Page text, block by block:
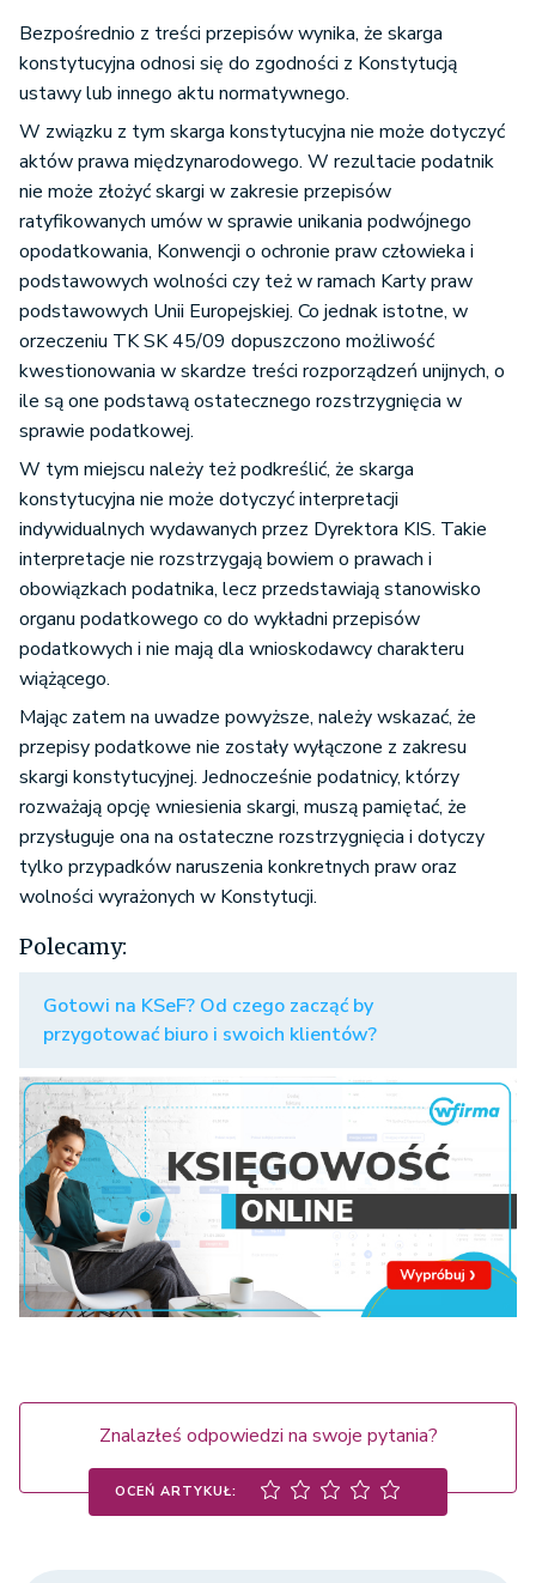
Bezpośrednio z treści przepisów wynika, że skarga
konstytucyjna odnosi się do zgodności z Konstytucją
ustawy lub innego aktu normatywnego.
W związku z tym skarga konstytucyjna nie może dotyczyć
aktów prawa międzynarodowego. W rezultacie podatnik
nie może złożyć skargi w zakresie przepisów
ratyfikowanych umów w sprawie unikania podwójnego
opodatkowania, Konwencji o ochronie praw człowieka i
podstawowych wolności czy też w ramach Karty praw
podstawowych Unii Europejskiej. Co jednak istotne, w
orzeczeniu TK SK 45/09 dopuszczono możliwość
kwestionowania w skardze treści rozporządzeń unijnych, o
ile są one podstawą ostatecznego rozstrzygnięcia w
sprawie podatkowej.
W tym miejscu należy też podkreślić, że skarga
konstytucyjna nie może dotyczyć interpretacji
indywidualnych wydawanych przez Dyrektora KIS. Takie
interpretacje nie rozstrzygają bowiem o prawach i
obowiązkach podatnika, lecz przedstawiają stanowisko
organu podatkowego co do wykładni przepisów
podatkowych i nie mają dla wnioskodawcy charakteru
wiążącego.
Mając zatem na uwadze powyższe, należy wskazać, że
przepisy podatkowe nie zostały wyłączone z zakresu
skargi konstytucyjnej. Jednocześnie podatnicy, którzy
rozważają opcję wniesienia skargi, muszą pamiętać, że
przysługuje ona na ostateczne rozstrzygnięcia i dotyczy
tylko przypadków naruszenia konkretnych praw oraz
wolności wyrażonych w Konstytucji.
Polecamy:
Gotowi na KSeF? Od czego zacząć by
przygotować biuro i swoich klientów?
Znalazłeś odpowiedzi na swoje pytania?
OCEŃ ARTYKUŁ: